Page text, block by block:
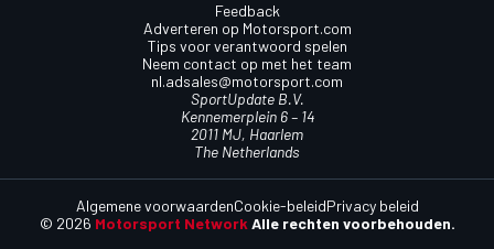
Feedback
Adverteren op Motorsport.com
Tips voor verantwoord spelen
Neem contact op met het team
nl.adsales@motorsport.com
SportUpdate B.V.
Kennemerplein 6 – 14
2011 MJ, Haarlem
The Netherlands
© 2026 Motorsport Network Alle rechten voorbehouden.
Algemene voorwaardenCookie-beleidPrivacy beleid